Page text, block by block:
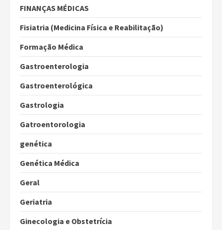
FINANÇAS MÉDICAS
Fisiatria (Medicina Física e Reabilitação)
Formação Médica
Gastroenterologia
Gastroenterológica
Gastrologia
Gatroentorologia
genética
Genética Médica
Geral
Geriatria
Ginecologia e Obstetrícia